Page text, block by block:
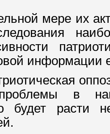
мере их
информации
проблемы в
будет расти